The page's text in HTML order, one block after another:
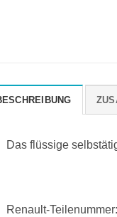
Das flüssige
Renault-Teilenummer: